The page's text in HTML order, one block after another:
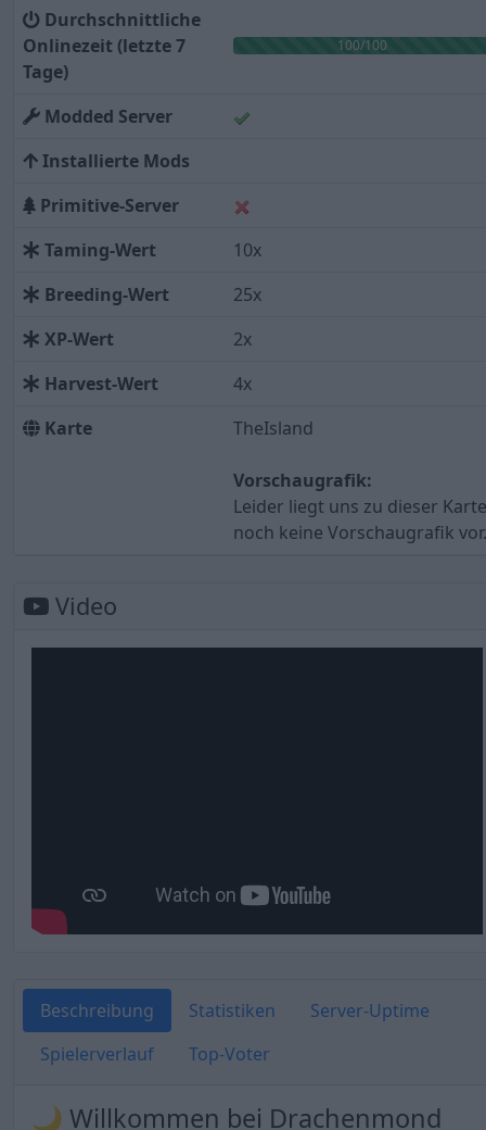
Durchschnittliche
Onlinezeit (letzte 7
Tage)
100/100
Modded Server
Installierte Mods
Primitive-Server
Taming-Wert
10x
Breeding-Wert
25x
XP-Wert
2x
Harvest-Wert
4x
Karte
TheIsland
Vorschaugrafik:
Leider liegt uns zu dieser Karte
noch keine Vorschaugrafik vor.
Video
Beschreibung Statistiken
Server-Uptime
Spielerverlauf
Top-Voter
🌙 Willkommen bei Drachenmond